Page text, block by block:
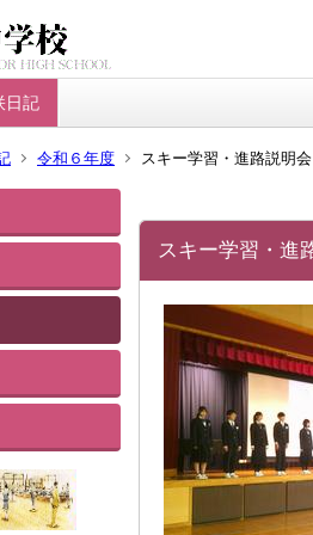
日記
令和６年度 スキー学習・進路説明会
スキー学習・進